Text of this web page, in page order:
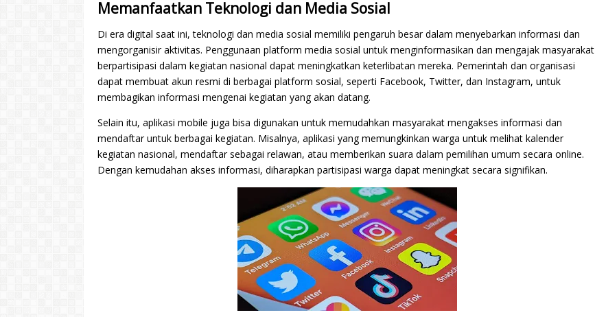
Memanfaatkan Teknologi dan Media Sosial
Di era digital saat ini, teknologi dan media sosial memiliki pengaruh besar dalam menyebarkan informasi dan
mengorganisir aktivitas. Penggunaan platform media sosial untuk menginformasikan dan mengajak masyarakat
berpartisipasi dalam kegiatan nasional dapat meningkatkan keterlibatan mereka. Pemerintah dan organisasi
dapat membuat akun resmi di berbagai platform sosial, seperti Facebook, Twitter, dan Instagram, untuk
membagikan informasi mengenai kegiatan yang akan datang.
Selain itu, aplikasi mobile juga bisa digunakan untuk memudahkan masyarakat mengakses informasi dan
mendaftar untuk berbagai kegiatan. Misalnya, aplikasi yang memungkinkan warga untuk melihat kalender
kegiatan nasional, mendaftar sebagai relawan, atau memberikan suara dalam pemilihan umum secara online.
Dengan kemudahan akses informasi, diharapkan partisipasi warga dapat meningkat secara signifikan.